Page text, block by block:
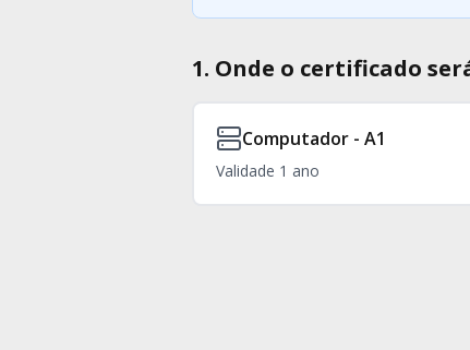
1. Onde o certificado
Computador - A1
Validade 1 ano